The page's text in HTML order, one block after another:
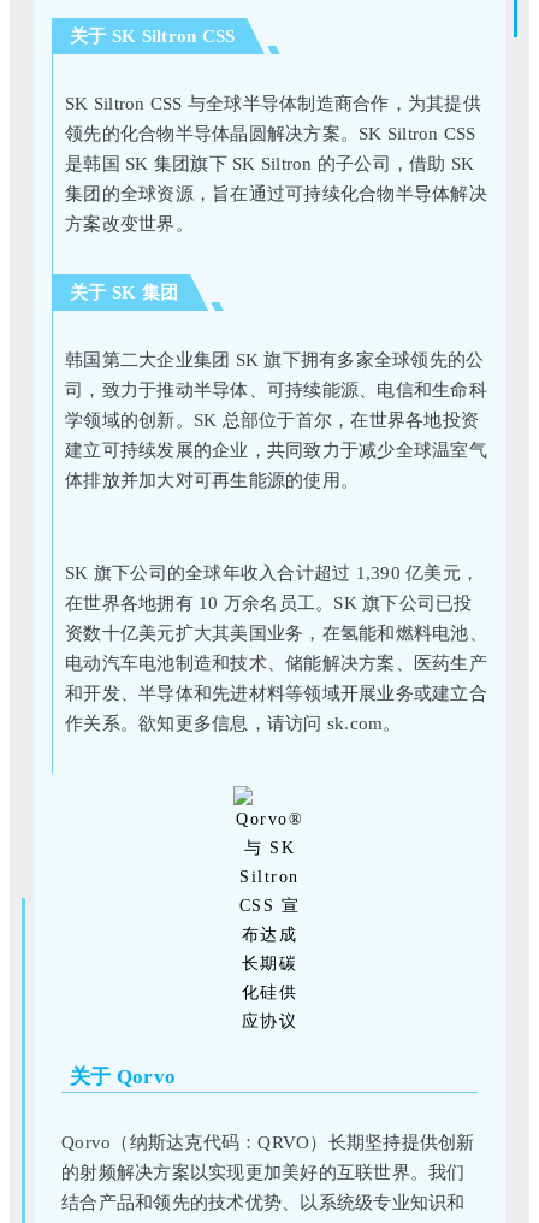
关于 SK Siltron CSS
SK Siltron CSS 与全球半导体制造商合作，为其提供
领先的化合物半导体晶圆解决方案。SK Siltron CSS
是韩国 SK 集团旗下 SK Siltron 的子公司，借助 SK
集团的全球资源，旨在通过可持续化合物半导体解决
方案改变世界。
关于 SK 集团
韩国第二大企业集团 SK 旗下拥有多家全球领先的公
司，致力于推动半导体、可持续能源、电信和生命科
学领域的创新。SK 总部位于首尔，在世界各地投资
建立可持续发展的企业，共同致力于减少全球温室气
体排放并加大对可再生能源的使用。
SK 旗下公司的全球年收入合计超过 1,390 亿美元，
在世界各地拥有 10 万余名员工。SK 旗下公司已投
资数十亿美元扩大其美国业务，在氢能和燃料电池、
电动汽车电池制造和技术、储能解决方案、医药生产
和开发、半导体和先进材料等领域开展业务或建立合
作关系。欲知更多信息，请访问 sk.com。
关于 Qorvo
Qorvo（纳斯达克代码：QRVO）长期坚持提供创新
的射频解决方案以实现更加美好的互联世界。我们
结合产品和领先的技术优势、以系统级专业知识和